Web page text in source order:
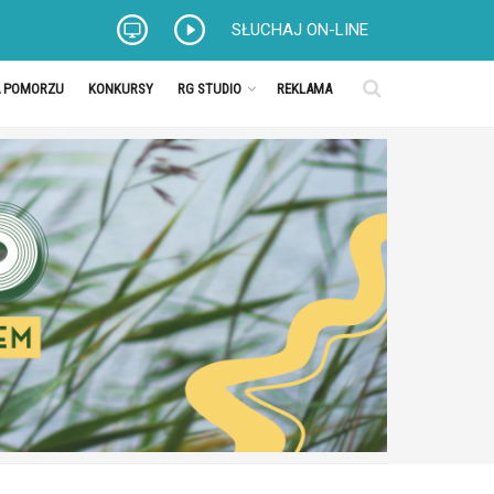
SŁUCHAJ ON-LINE
KONKURSY RG STUDIO REKLAMA